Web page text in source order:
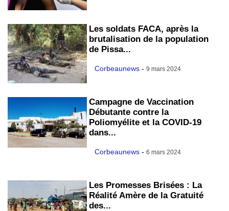
Les soldats FACA, après la
brutalisation de la population
de Pissa...
Corbeaunews - 9 mars 2024
Campagne de Vaccination
Débutante contre la
Poliomyélite et la COVID-19
dans...
Corbeaunews - 6 mars 2024
Les Promesses Brisées : La
Réalité Amère de la Gratuité
des...